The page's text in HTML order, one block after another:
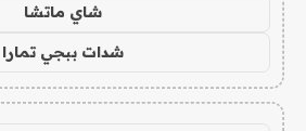
شاي ماتشا
شدات ببجي تمارا